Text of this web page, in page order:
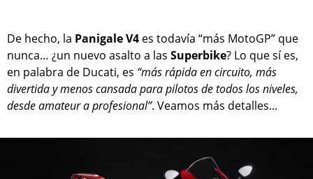
De hecho, la Panigale V4 es todavía “más MotoGP” que
nunca… ¿un nuevo asalto a las Superbike? Lo que sí es,
en palabra de Ducati, es “más rápida en circuito, más
divertida y menos cansada para pilotos de todos los niveles,
desde amateur a profesional”. Veamos más detalles...